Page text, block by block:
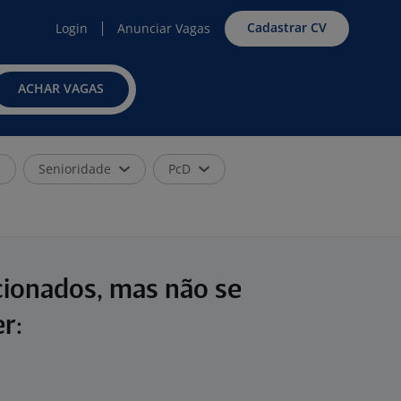
Login Anunciar Vagas Cadastrar CV
ACHAR VAGAS
Senioridade PcD
mas não se